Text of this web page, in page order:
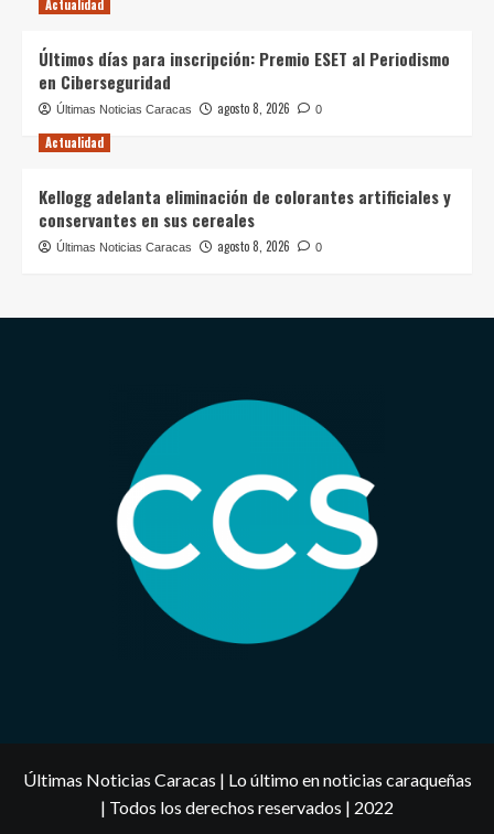
Actualidad
Últimos días para inscripción: Premio ESET al Periodismo
en Ciberseguridad
Últimas Noticias Caracas agosto 8, 2026 0
Actualidad
Kellogg adelanta eliminación de colorantes artificiales y
conservantes en sus cereales
Últimas Noticias Caracas agosto 8, 2026 0